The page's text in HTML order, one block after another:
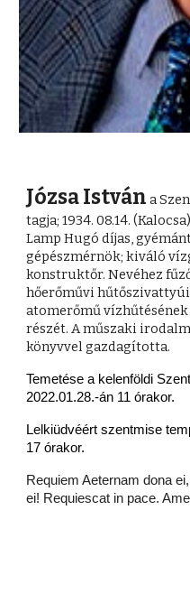
Józsa István a
tagja; 1934. 08.14.
Lamp Hugó díjas,
gépészmérnök; kiváló
konstruktőr. Nevéhez
hőerőművi
atomerőmű
részét. A műszaki
könyvvel gazdagította.
Temetése a kelenföldi
2022.01.28.-án 11 órakor.
Lelkiüdvéért szentmise
17 órakor.
Requiem Aeternam dona
ei! Requiescat in pace.